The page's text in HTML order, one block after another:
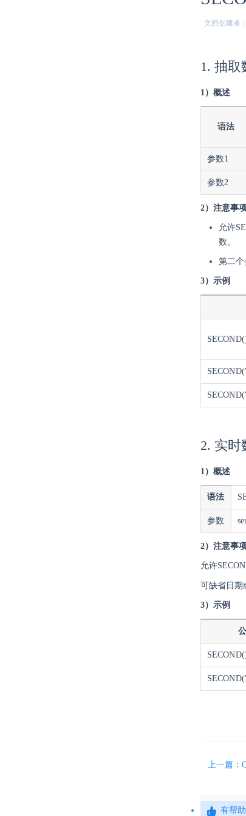
文档创建者：
1. 抽取
1）概述
语法
参数1
参数2
2）注意事项
允许
数。
第二
3）示例
2. 实时
1）概述
语法
参数
2）注意事项
允许
可缺省日期
3）示例
上一篇：
有帮助